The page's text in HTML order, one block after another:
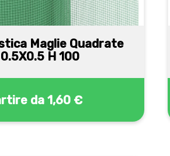
Maglie Quadrate
H 100
da 1,60 €